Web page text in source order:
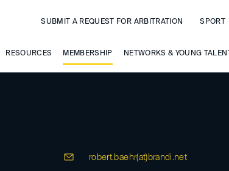
RESOURCES MEMBERSHIP NETWORKS & YOUNG TALENT
SUBMIT A REQUEST FOR ARBITRATION SPORT
robert.baehr(at) brandi.net